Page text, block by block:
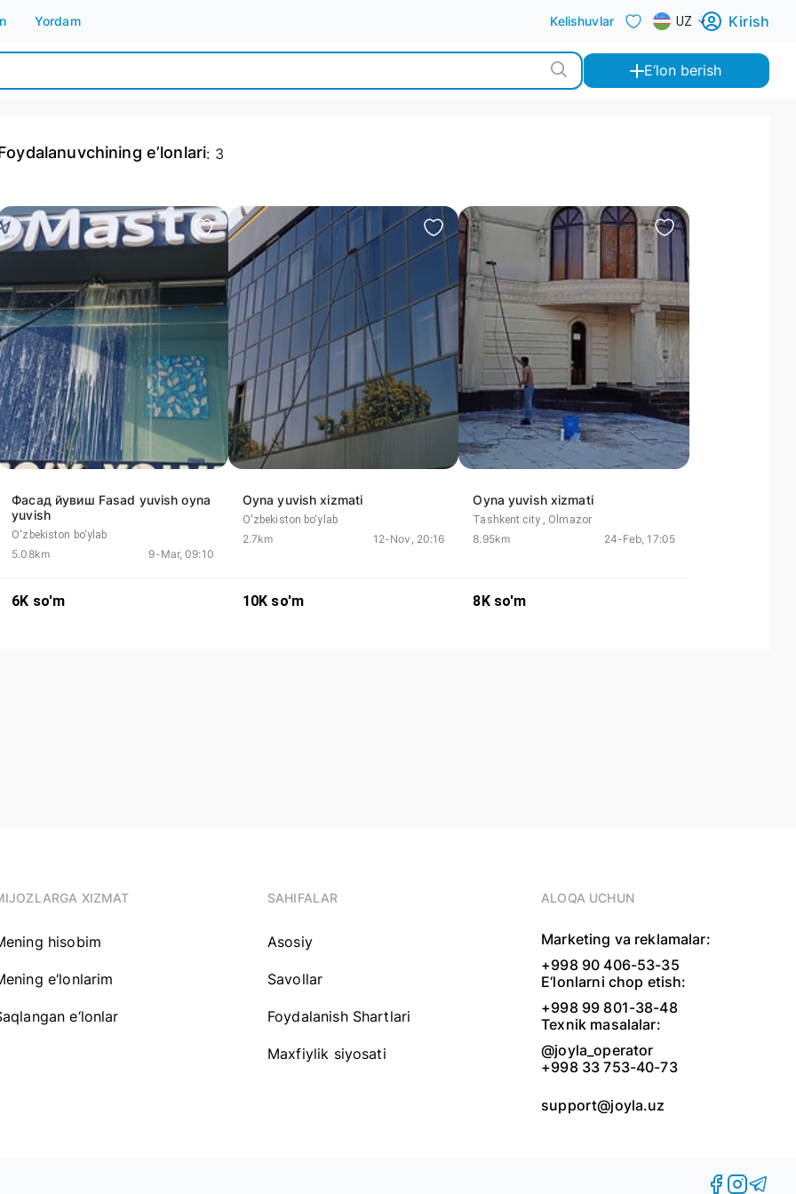
Yordam Kelishuvlar UZ Kirish
E‘lon berish
e’lonlari: 3
Фасад йувиш Fasad yuvish oyna
yuvish
O‘zbekiston bo‘ylab
5.08km 9-Mar, 09:10
6K so'm
Oyna yuvish xizmati
O‘zbekiston bo‘ylab
2.7km 12-Nov, 20:16
10K so'm
Oyna yuvish xizmati
Tashkent city , Olmazor
8.95km 24-Feb, 17:05
8K so'm
XIZMAT
hisobim
e‘lonlarim
e‘lonlar
SAHIFALAR
Asosiy
Savollar
Foydalanish Shartlari
Maxfiylik siyosati
ALOQA UCHUN
Marketing va reklamalar:
+998 90 406-53-35
E‘lonlarni chop etish:
+998 99 801-38-48
Texnik masalalar:
@joyla_operator
+998 33 753-40-73
support@joyla.uz